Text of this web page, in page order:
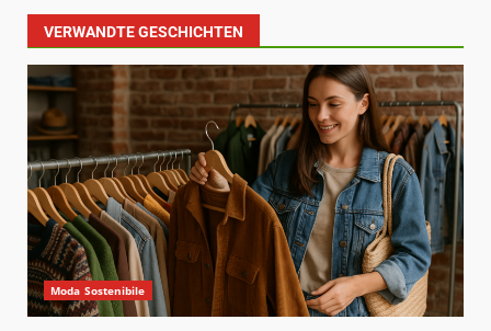
VERWANDTE GESCHICHTEN
Moda Sostenibile